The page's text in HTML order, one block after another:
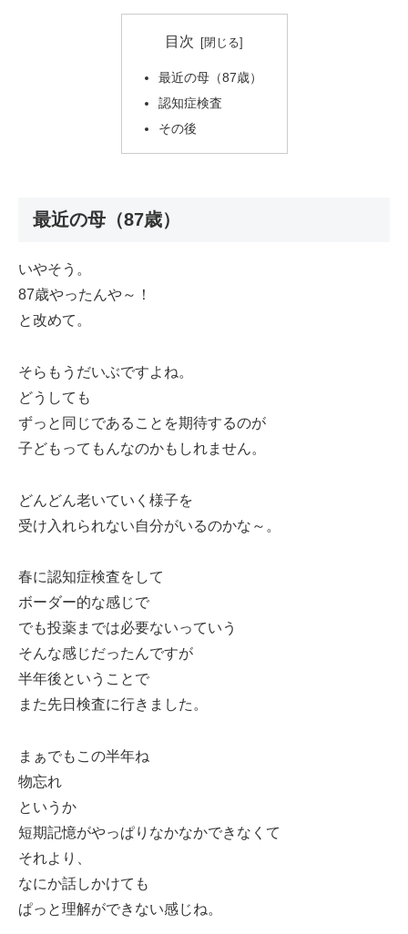
目次
最近の母（87歳）
認知症検査
その後
最近の母（87歳）
いやそう。
87歳やったんや～！
と改めて。
そらもうだいぶですよね。
どうしても
ずっと同じであることを期待するのが
子どもってもんなのかもしれません。
どんどん老いていく様子を
受け入れられない自分がいるのかな～。
春に認知症検査をして
ボーダー的な感じで
でも投薬までは必要ないっていう
そんな感じだったんですが
半年後ということで
また先日検査に行きました。
まぁでもこの半年ね
物忘れ
というか
短期記憶がやっぱりなかなかできなくて
それより、
なにか話しかけても
ぱっと理解ができない感じね。